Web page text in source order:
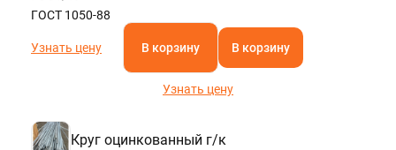
ГОСТ 1050-88
Узнать цену В корзину В корзину
Узнать цену
Круг оцинкованный г/к